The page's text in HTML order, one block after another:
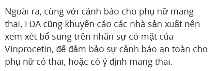
Ngoài ra, cùng với cảnh báo cho phụ nữ mang
thai, FDA cũng khuyến cáo các nhà sản xuất nên
xem xét bổ sung trên nhãn sự có mặt của
Vinprocetin, để đảm bảo sự cảnh báo an toàn cho
phụ nữ có thai, hoặc có ý định mang thai.